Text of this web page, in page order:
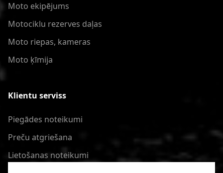
Moto ekipējums
Motociklu rezerves daļas
Moto riepas, kameras
Moto ķīmija
Klientu serviss
Piegādes noteikumi
Preču atgriešana
Lietošanas noteikumi